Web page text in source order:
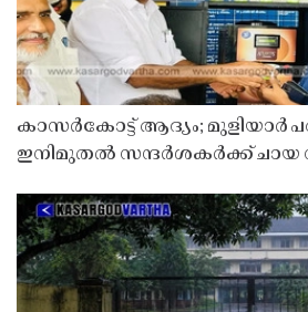
കാസർകോട്ട് ആദ്യം; മുളിയാർ
ഇനിമുതൽ സന്ദർശകർക്ക് ചായ